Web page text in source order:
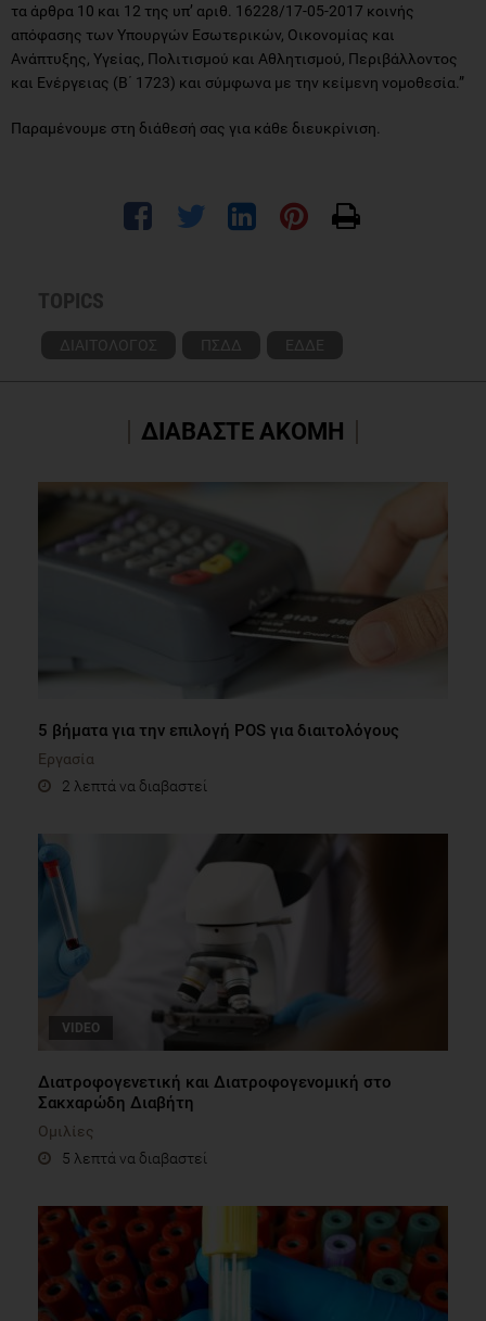
τα άρθρα 10 και 12 της υπ’ αριθ. 16228/17-05-2017 κοινής
απόφασης των Υπουργών Εσωτερικών, Οικονομίας και
Ανάπτυξης, Υγείας, Πολιτισμού και Αθλητισμού, Περιβάλλοντος
και Ενέργειας (Β΄ 1723) και σύμφωνα με την κείμενη νομοθεσία.”
Παραμένουμε στη διάθεσή σας για κάθε διευκρίνιση.
TOPICS
ΔΙΑΙΤΟΛΟΓΟΣ ΠΣΔΔ ΕΔΔΕ
ΔΙΑΒΑΣΤΕ ΑΚΟΜΗ
5 βήματα για την επιλογή POS για διαιτολόγους
Εργασία
2 λεπτά να διαβαστεί
VIDEO
Διατροφογενετική και Διατροφογενομική στο
Σακχαρώδη Διαβήτη
Ομιλίες
5 λεπτά να διαβαστεί